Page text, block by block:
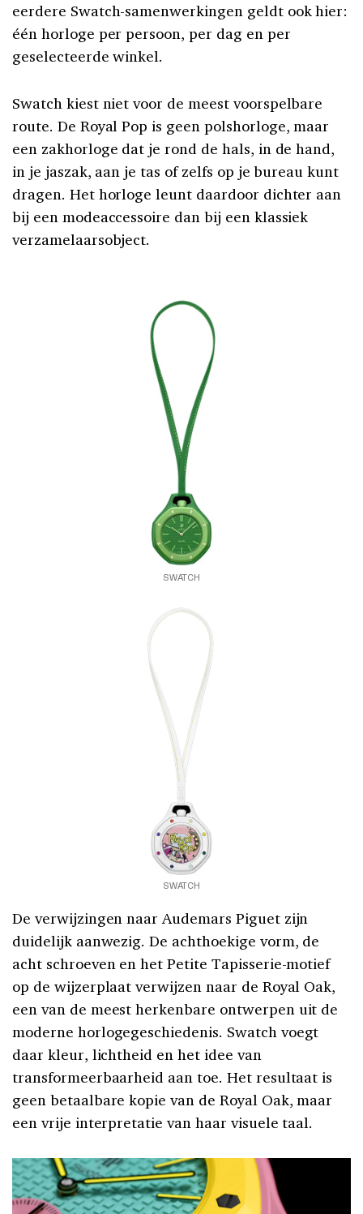
eerdere Swatch-samenwerkingen geldt ook hier:
één horloge per persoon, per dag en per
geselecteerde winkel.
Swatch kiest niet voor de meest voorspelbare
route. De Royal Pop is geen polshorloge, maar
een zakhorloge dat je rond de hals, in de hand,
in je jaszak, aan je tas of zelfs op je bureau kunt
dragen. Het horloge leunt daardoor dichter aan
bij een modeaccessoire dan bij een klassiek
verzamelaarsobject.
SWATCH
SWATCH
De verwijzingen naar Audemars Piguet zijn
duidelijk aanwezig. De achthoekige vorm, de
acht schroeven en het Petite Tapisserie-motief
op de wijzerplaat verwijzen naar de Royal Oak,
een van de meest herkenbare ontwerpen uit de
moderne horlogegeschiedenis. Swatch voegt
daar kleur, lichtheid en het idee van
transformeerbaarheid aan toe. Het resultaat is
geen betaalbare kopie van de Royal Oak, maar
een vrije interpretatie van haar visuele taal.